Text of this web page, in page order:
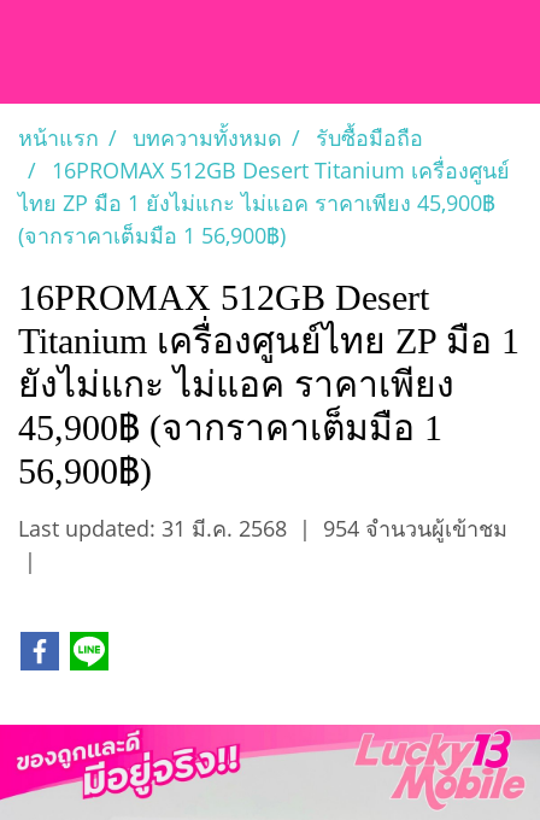
หน้าแรก บทความทั้งหมด
รับซื้อมือถือ
16PROMAX 512GB Desert Titanium เครื่องศูนย์
ไทย ZP มือ 1 ยังไม่แกะ ไม่แอค ราคาเพียง 45,900฿
(จากราคาเต็มมือ 1 56,900฿)
16PROMAX 512GB Desert
Titanium เครื่องศูนย์ไทย ZP มือ 1
ยังไม่แกะ ไม่แอค ราคาเพียง
45,900฿ (จากราคาเต็มมือ 1
56,900฿)
Last updated: 31 มี.ค. 2568 |
954 จำนวนผู้เข้าชม
|